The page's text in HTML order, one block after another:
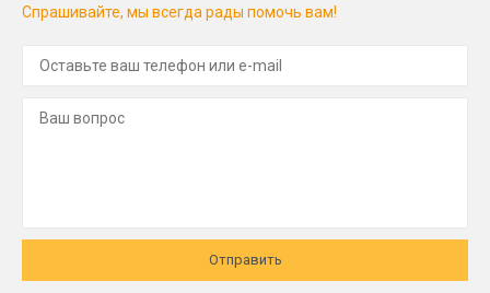
Спрашивайте, мы всегда рады помочь вам!
Отправить